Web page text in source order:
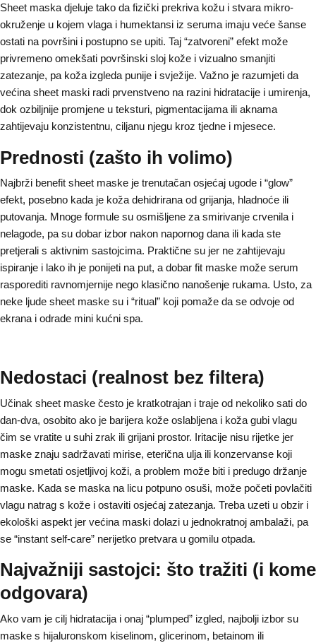
Sheet maska djeluje tako da fizički prekriva kožu i stvara mikro-
okruženje u kojem vlaga i humektansi iz seruma imaju veće šanse
ostati na površini i postupno se upiti. Taj “zatvoreni” efekt može
privremeno omekšati površinski sloj kože i vizualno smanjiti
zatezanje, pa koža izgleda punije i svježije. Važno je razumjeti da
većina sheet maski radi prvenstveno na razini hidratacije i umirenja,
dok ozbiljnije promjene u teksturi, pigmentacijama ili aknama
zahtijevaju konzistentnu, ciljanu njegu kroz tjedne i mjesece.
Prednosti (zašto ih volimo)
Najbrži benefit sheet maske je trenutačan osjećaj ugode i “glow”
efekt, posebno kada je koža dehidrirana od grijanja, hladnoće ili
putovanja. Mnoge formule su osmišljene za smirivanje crvenila i
nelagode, pa su dobar izbor nakon napornog dana ili kada ste
pretjerali s aktivnim sastojcima. Praktične su jer ne zahtijevaju
ispiranje i lako ih je ponijeti na put, a dobar fit maske može serum
rasporediti ravnomjernije nego klasično nanošenje rukama. Usto, za
neke ljude sheet maske su i “ritual” koji pomaže da se odvoje od
ekrana i odrade mini kućni spa.
Nedostaci (realnost bez filtera)
Učinak sheet maske često je kratkotrajan i traje od nekoliko sati do
dan-dva, osobito ako je barijera kože oslabljena i koža gubi vlagu
čim se vratite u suhi zrak ili grijani prostor. Iritacije nisu rijetke jer
maske znaju sadržavati mirise, eterična ulja ili konzervanse koji
mogu smetati osjetljivoj koži, a problem može biti i predugo držanje
maske. Kada se maska na licu potpuno osuši, može početi povlačiti
vlagu natrag s kože i ostaviti osjećaj zatezanja. Treba uzeti u obzir i
ekološki aspekt jer većina maski dolazi u jednokratnoj ambalaži, pa
se “instant self-care” nerijetko pretvara u gomilu otpada.
Najvažniji sastojci: što tražiti (i kome
odgovara)
Ako vam je cilj hidratacija i onaj “plumped” izgled, najbolji izbor su
maske s hijaluronskom kiselinom, glicerinom, betainom ili